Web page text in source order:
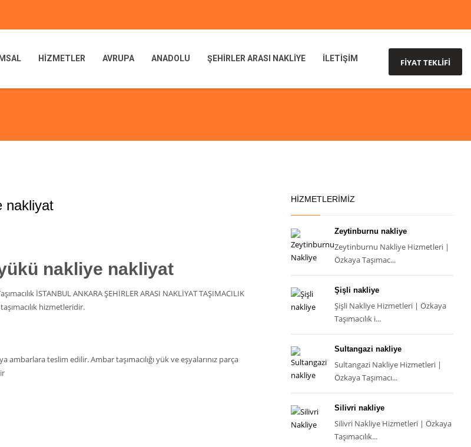
HİZMETLER AVRUPA ANADOLU ŞEHİRLER ARASI NAKLİYE İLETİŞİM FİYAT TEKLİFİ
nakliyat
nakliye nakliyat
İSTANBUL ANKARA ŞEHİRLER ARASI NAKLİYAT TAŞIMACILIK
hizmetleridir.
teslim edilir. Ambar taşımacılığı yük ve eşyalarınız parça
HIZMETLERIMIZ
Zeytinburnu nakliye
Zeytinburnu Nakliye Hizmetleri |
Özkaya Taşımac...
Şişli nakliye
Şişli Nakliye Hizmetleri | Özkaya
Taşımacılık i...
Sultangazi nakliye
Sultangazi Nakliye Hizmetleri |
Özkaya Taşımacı...
Silivri nakliye
Silivri Nakliye Hizmetleri | Özkaya
Taşımacılık...